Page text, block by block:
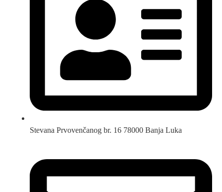
Stevana Prvovenčanog br. 16 78000 Banja Luka